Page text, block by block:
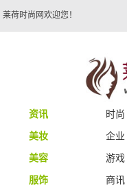
莱荷时尚网欢迎您！
资讯 时尚
美妆
企业
美容
游戏
服饰
商讯